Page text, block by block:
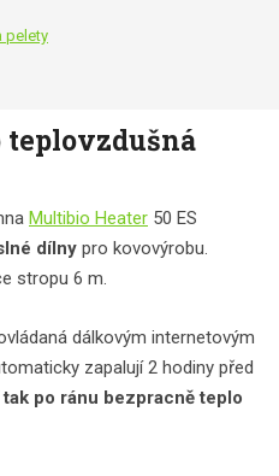
pelety
Multibio Heater 50 ES
dílny pro kovovýrobu.
stropu 6 m.
dálkovým internetovým
zapalují 2 hodiny před
po ránu bezpracně teplo